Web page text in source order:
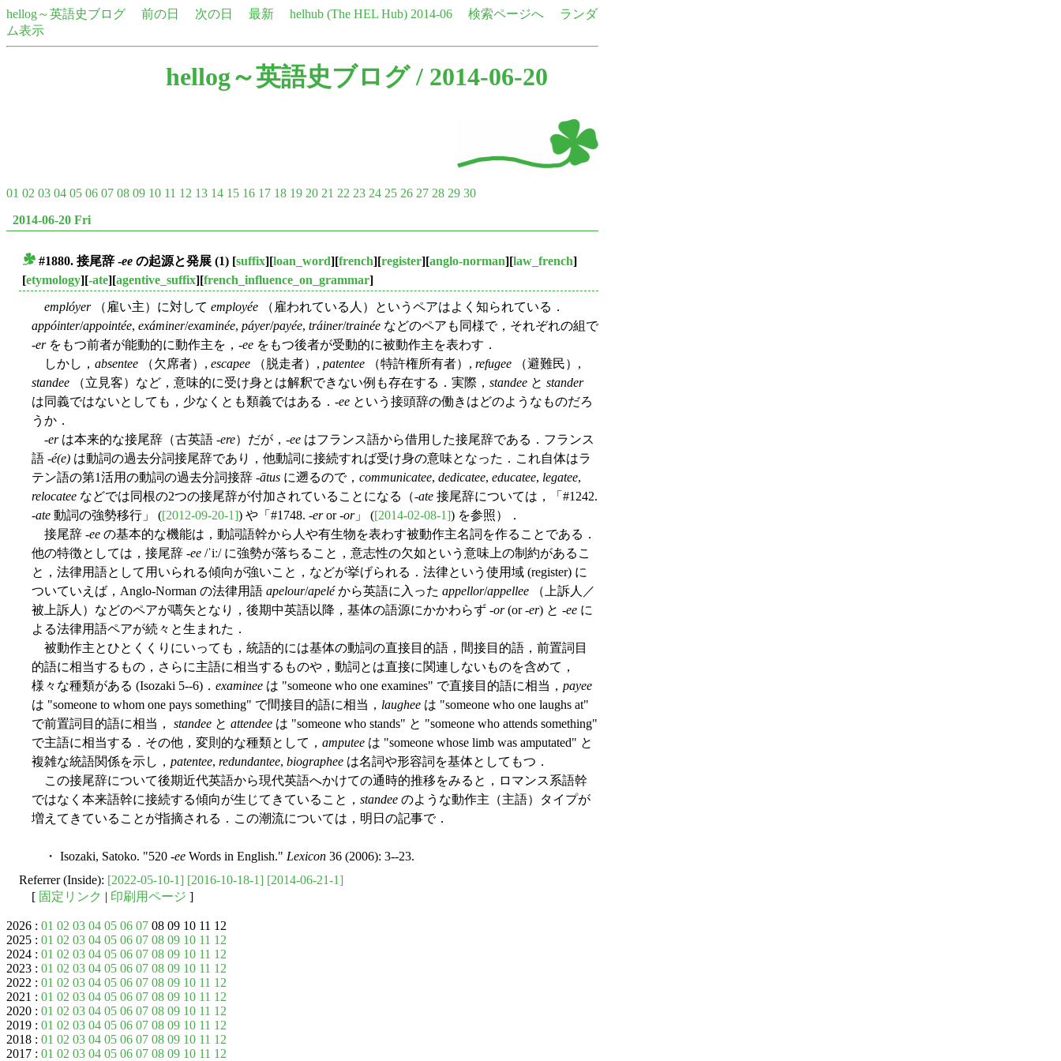
hellog～英語史ブログ 前の日 次の日 最新 helhub (The HEL Hub) 2014-06 検索ページへ
ランダ
ム表示
hellog～英語史ブログ/ 2014-06-20
01 02 03 04 05 06 07 08 09 10 11 12 13 14 15 16 17 18 19 20 21 22 23 24 25 26 27 28 29 30
2014-06-20 Fri
#1880. 接尾辞 -ee の起源と発展 (1) [suffix][loan_word][french][register][anglo-norman][law_french]
[etymology][-ate][agentive_suffix][french_influence_on_grammar]
emplóyer（雇い主）に対して employée （雇われている人）というペアはよく知られている．
appóinter/appointée, exáminer/examinée, páyer/payée, tráiner/trainée などのペアも同様で，それぞれの組で
-erをもつ前者が能動的に動作主を，-ee をもつ後者が受動的に被動作主を表わす．
しかし， absentee （欠席者）, escapee （脱走者）, patentee （特許権所有者）, refugee （避難民）,
standee （立見客）など，意味的に受け身とは解釈できない例も存在する．実際， standee と stander
は同義ではないとしても，少なくとも類義ではある．-ee という接頭辞の働きはどのようなものだろ
うか．
-erは本来的な接尾辞（古英語 -ere）だが，-ee はフランス語から借用した接尾辞である．フランス
語 -é(e) は動詞の過去分詞接尾辞であり，他動詞に接続すれば受け身の意味となった．これ自体はラ
テン語の第1活用の動詞の過去分詞接辞 -ātus に遡るので， communicatee, dedicatee, educatee, legatee,
relocatee などでは同根の2つの接尾辞が付加されていることになる（-ate 接尾辞については，「#1242.
-ate 動詞の強勢移行」 ([2012-09-20-1]) や「#1748. -eror -or」 ([2014-02-08-1]) を参照）．
接尾辞 -ee の基本的な機能は，動詞語幹から人や有生物を表わす被動作主名詞を作ることである．
他の特徴としては，接尾辞 -ee /ˈiː/ に強勢が落ちること，意志性の欠如という意味上の制約があるこ
と，法律用語として用いられる傾向が強いこと，などが挙げられる．法律という使用域 (register) に
ついていえば，Anglo-Norman の法律用語 apelour/apeléから英語に入った appellor/appellee （上訴人／
被上訴人）などのペアが嚆矢となり，後期中英語以降，基体の語源にかかわらず -or(or -er) と -ee に
よる法律用語ペアが続々と生まれた．
被動作主とひとくくりにいっても，統語的には基体の動詞の直接目的語，間接目的語，前置詞目
的語に相当するもの，さらに主語に相当するものや，動詞とは直接に関連しないものを含めて，
様々な種類がある (Isozaki 5--6)． examinee は "someone who one examines" で直接目的語に相当， payee
は "someone to whom one pays something" で間接目的語に相当， laughee は "someone who one laughs at"
で前置詞目的語に相当， standee と attendee は "someone who stands" と "someone who attends something"
で主語に相当する．その他，変則的な種類として， amputee は "someone whose limb was amputated" と
複雑な統語関係を示し， patentee, redundantee, biographee は名詞や形容詞を基体としてもつ．
この接尾辞について後期近代英語から現代英語へかけての通時的推移をみると，ロマンス系語幹
ではなく本来語幹に接続する傾向が生じてきていること， standee のような動作主（主語）タイプが
増えてきていることが指摘される．この潮流については，明日の記事で．
・ Isozaki, Satoko. "520 -ee Words in English." Lexicon 36 (2006): 3--23.
Referrer (Inside): [2022-05-10-1] [2016-10-18-1] [2014-06-21-1]
[ 固定リンク | 印刷用ページ ]
2026 : 01 02 03 04 05 06 07 08 09 10 11 12
2025 : 01 02 03 04 05 06 07 08 09 10 11 12
2024 : 01 02 03 04 05 06 07 08 09 10 11 12
2023 : 01 02 03 04 05 06 07 08 09 10 11 12
2022 : 01 02 03 04 05 06 07 08 09 10 11 12
2021 : 01 02 03 04 05 06 07 08 09 10 11 12
2020 : 01 02 03 04 05 06 07 08 09 10 11 12
2019 : 01 02 03 04 05 06 07 08 09 10 11 12
2018 : 01 02 03 04 05 06 07 08 09 10 11 12
2017 : 01 02 03 04 05 06 07 08 09 10 11 12